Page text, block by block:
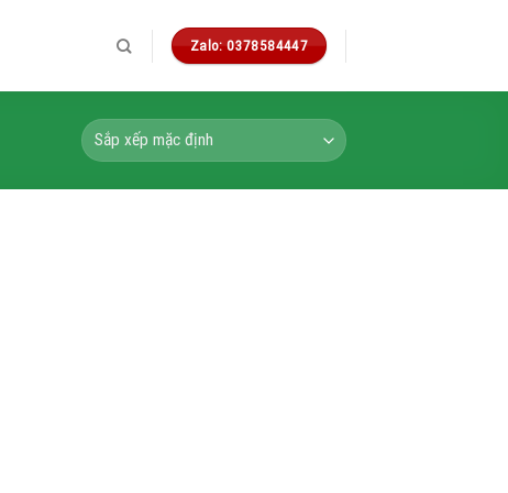
Zalo: 0378584447